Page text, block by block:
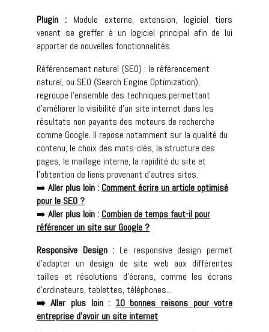
Plugin :Module externe, extension, logiciel tiers
venant se greffer à un logiciel principal afin de lui
apporter de nouvelles fonctionnalités.
Référencement naturel (SEO) : le référencement
naturel, ou SEO (Search Engine Optimization),
regroupe l’ensemble des techniques permettant
d’améliorer la visibilité d’un site internet dans les
résultats non payants des moteurs de recherche
comme Google. Il repose notamment sur la qualité du
contenu, le choix des mots-clés, la structure des
pages, le maillage interne, la rapidité du site et
l’obtention de liens provenant d’autres sites.
➡️ Aller plus loin : Comment écrire un article optimisé
pour le SEO ?
➡️ Aller plus loin : Combien de temps faut-il pour
référencer un site sur Google ?
Responsive Design : Le responsive design permet
d’adapter un design de site web aux différentes
tailles et résolutions d’écrans, comme les écrans
d’ordinateurs, tablettes, téléphones…
➡️ Aller plus loin : 10 bonnes raisons pour votre
entreprise d’avoir un site internet